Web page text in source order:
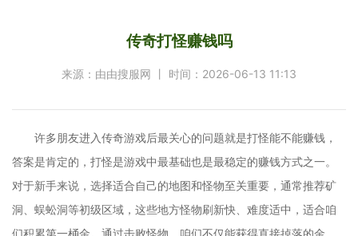
传奇打怪赚钱吗
来源：由由搜服网 丨 时间：2026-06-13 11:13
许多朋友进入传奇游戏后最关心的问题就是打怪能不能赚钱，
答案是肯定的，打怪是游戏中最基础也是最稳定的赚钱方式之一。
对于新手来说，选择适合自己的地图和怪物至关重要，通常推荐矿
洞、蜈蚣洞等初级区域，这些地方怪物刷新快、难度适中，适合咱